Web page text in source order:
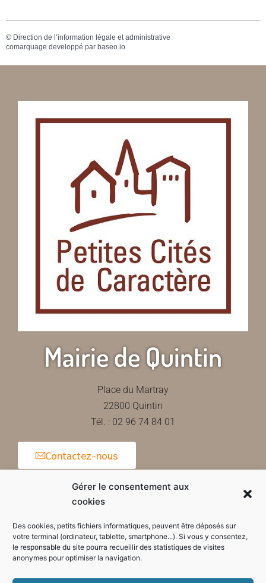
Gérer le consentement aux
cookies
Des cookies, petits fichiers informatiques, peuvent être déposés sur
votre terminal (ordinateur, tablette, smartphone...). Si vous y consentez,
le responsable du site pourra recueillir des statistiques de visites
anonymes pour optimiser la navigation.
© Direction de l’information légale et administrative
comarquage developpé par baseo.io
Mairie de Quintin
Place du Martray
22800 Quintin
Tél. : 02 96 74 84 01
Contactez-nous
Horaires d'ouverture de la mairie